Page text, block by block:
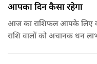
आपका दिन कैसा रहेगा
आज का राशिफल आपके लिए
राशि वालों को अचानक धन